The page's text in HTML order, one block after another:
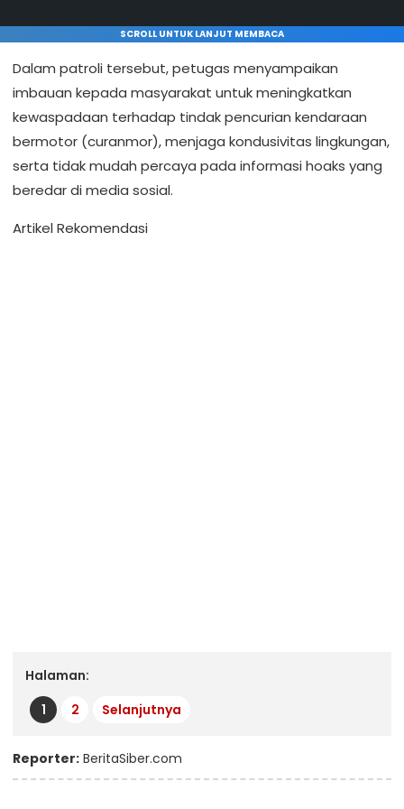
SCROLL UNTUK LANJUT MEMBACA
Dalam patroli tersebut, petugas menyampaikan
imbauan kepada masyarakat untuk meningkatkan
kewaspadaan terhadap tindak pencurian kendaraan
bermotor (curanmor), menjaga kondusivitas lingkungan,
serta tidak mudah percaya pada informasi hoaks yang
beredar di media sosial.
Artikel Rekomendasi
Halaman:
1
2 Selanjutnya
Reporter: BeritaSiber.com